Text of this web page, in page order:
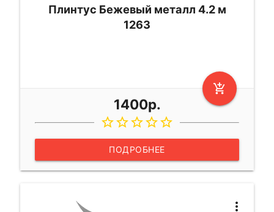
Плинтус Бежевый металл 4.2 м
1263
add_shopping_cart
1400р.
star_borderstar_borderstar_borderstar_borderstar_border
ПОДРОБНЕЕ
more_vert